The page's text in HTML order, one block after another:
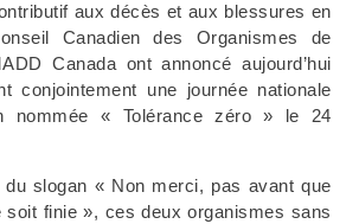
aux décès et aux blessures en
Canadien des Organismes de
Canada ont annoncé aujourd’hui
conjointement une journée nationale
nommée « Tolérance zéro » le 24
du slogan « Non merci, pas avant que
soit finie », ces deux organismes sans